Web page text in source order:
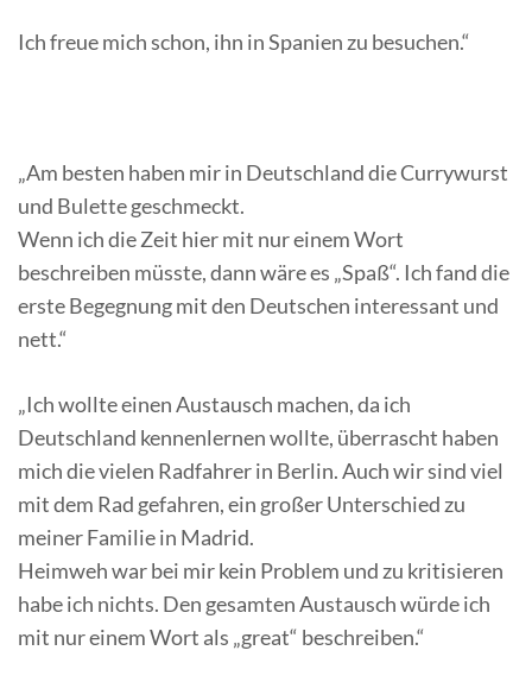
Ich freue mich schon, ihn in Spanien zu besuchen.“
„Am besten haben mir in Deutschland die Currywurst
und Bulette geschmeckt.
Wenn ich die Zeit hier mit nur einem Wort
beschreiben müsste, dann wäre es „Spaß“. Ich fand die
erste Begegnung mit den Deutschen interessant und
nett.“
„Ich wollte einen Austausch machen, da ich
Deutschland kennenlernen wollte, überrascht haben
mich die vielen Radfahrer in Berlin. Auch wir sind viel
mit dem Rad gefahren, ein großer Unterschied zu
meiner Familie in Madrid.
Heimweh war bei mir kein Problem und zu kritisieren
habe ich nichts. Den gesamten Austausch würde ich
mit nur einem Wort als „great“ beschreiben.“